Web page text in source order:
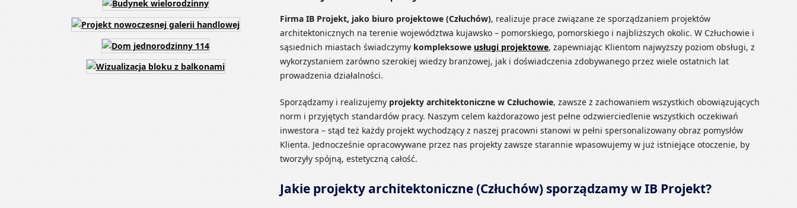
Firma IB Projekt, jako biuro projektowe (Człuchów), realizuje prace związane ze sporządzaniem projektów
architektonicznych na terenie województwa kujawsko – pomorskiego, pomorskiego i najbliższych okolic. W Człuchowie i
sąsiednich miastach świadczymy kompleksowe usługi projektowe, zapewniając Klientom najwyższy poziom obsługi, z
wykorzystaniem zarówno szerokiej wiedzy branżowej, jak i doświadczenia zdobywanego przez wiele ostatnich lat
prowadzenia działalności.
Sporządzamy i realizujemy projekty architektoniczne w Człuchowie, zawsze z zachowaniem wszystkich obowiązujących
norm i przyjętych standardów pracy. Naszym celem każdorazowo jest pełne odzwierciedlenie wszystkich oczekiwań
inwestora – stąd też każdy projekt wychodzący z naszej pracowni stanowi w pełni spersonalizowany obraz pomysłów
Klienta. Jednocześnie opracowywane przez nas projekty zawsze starannie wpasowujemy w już istniejące otoczenie, by
tworzyły spójną, estetyczną całość.
Jakie projekty architektoniczne (Człuchów) sporządzamy w IB Projekt?